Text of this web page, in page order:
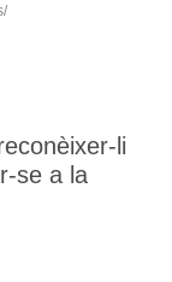
/
li
se a la